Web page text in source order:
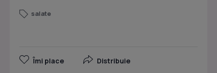
salate
Îmi place Distribuie